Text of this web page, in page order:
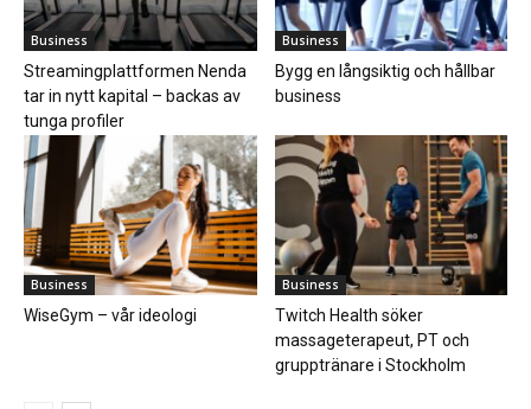
Business
Streamingplattformen Nenda
tar in nytt kapital – backas av
tunga profiler
Business
Bygg en långsiktig och hållbar
business
Business
WiseGym – vår ideologi
Business
Twitch Health söker
massageterapeut, PT och
grupptränare i Stockholm